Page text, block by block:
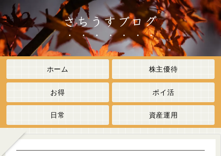
さちうすブログ
ホーム 株主優待
お得 ポイ活
日常 資産運用